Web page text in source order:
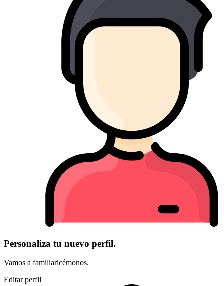
Personaliza tu nuevo perfil.
Vamos a familiaricémonos.
Editar perfil